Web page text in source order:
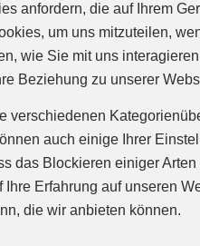
anfordern, die auf Ihrem
um uns mitzuteilen,
wie Sie mit uns
Beziehung zu unserer
verschiedenen
auch einige Ihrer
das Blockieren einiger
Ihre Erfahrung auf unseren
die wir anbieten können.
auch eine Chance auf
Einstellung, Wille
VfL Mannschaft sein
Fehler zu
um eine Chance
abfinden, was